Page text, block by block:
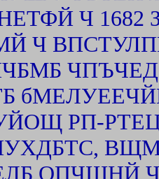
Ч
Ч
РП-